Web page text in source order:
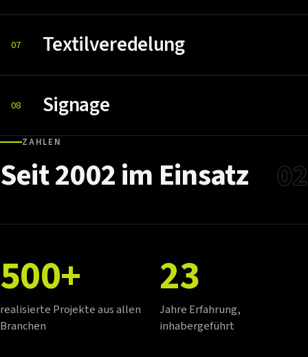
07 Textilveredelung
08 Signage
ZAHLEN
Seit2002im Einsatz 02
500+
realisierte Projekte aus allen
Branchen
23
Jahre Erfahrung,
inhabergeführt